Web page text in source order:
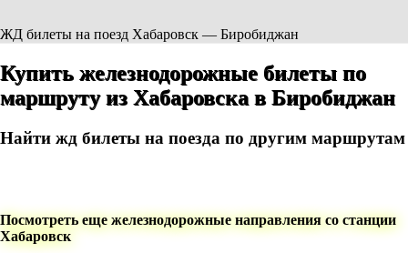
ЖД билеты на поезд Хабаровск — Биробиджан
Купить железнодорожные билеты по
маршруту из Хабаровска в Биробиджан
Найти жд билеты на поезда по другим маршрутам
Посмотреть еще железнодорожные направления со станции
Хабаровск